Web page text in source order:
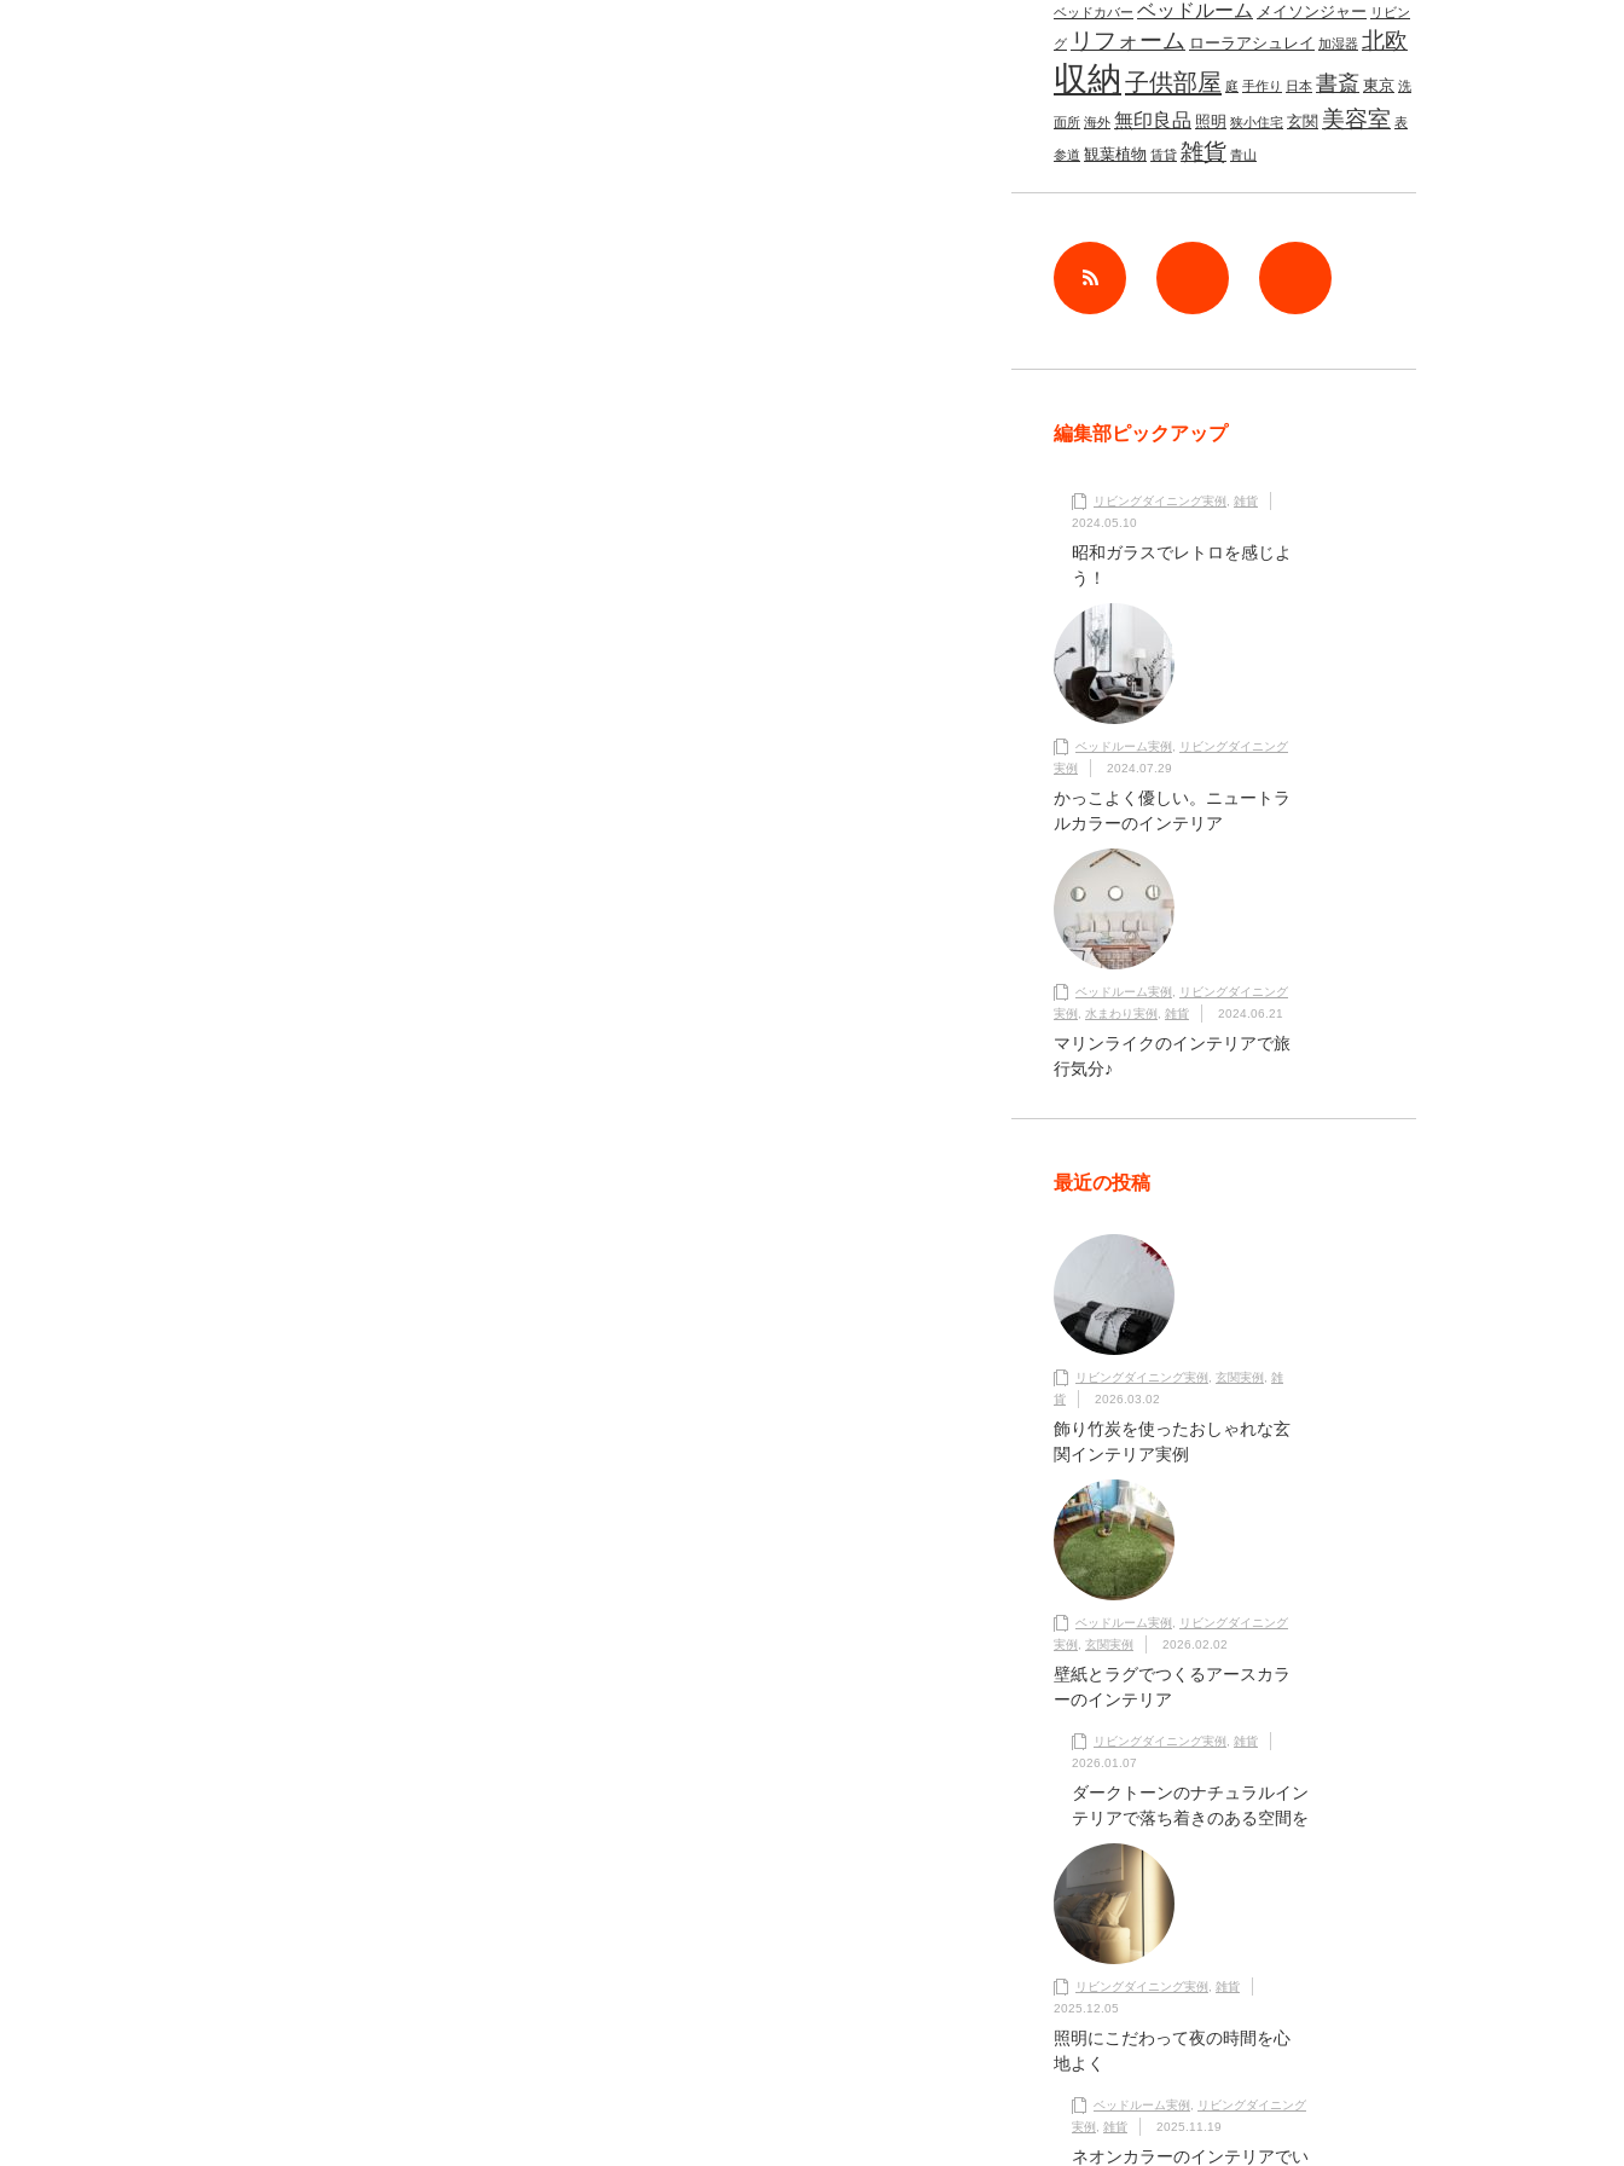
ベッドカバー ベッドルーム メイソンジャー リビン
グ リフォーム ローラアシュレイ 加湿器 北欧
収納 子供部屋 庭 手作り 日本 書斎 東京 洗
面所 海外 無印良品 照明 狭小住宅 玄関 美容室 表
参道 観葉植物 賃貸 雑貨 青山
Twitter
編集部ピックアップ
リビングダイニング実例
雑貨
2024.05.10
昭和ガラスでレトロを感じよ
う！
ベッドルーム実例
リビングダイニング
実例
2024.07.29
かっこよく優しい。ニュートラ
ルカラーのインテリア
ベッドルーム実例
リビングダイニング
実例
水まわり実例 雑貨 2024.06.21
マリンライクのインテリアで旅
行気分♪
最近の投稿
リビングダイニング実例 玄関実例
雑
貨
2026.03.02
飾り竹炭を使ったおしゃれな玄
関インテリア実例
ベッドルーム実例
リビングダイニング
実例
玄関実例 2026.02.02
壁紙とラグでつくるアースカラ
ーのインテリア
リビングダイニング実例
雑貨
2026.01.07
ダークトーンのナチュラルイン
テリアで落ち着きのある空間を
リビングダイニング実例
雑貨
2025.12.05
照明にこだわって夜の時間を心
地よく
ベッドルーム実例
リビングダイニング
実例
雑貨 2025.11.19
ネオンカラーのインテリアでい